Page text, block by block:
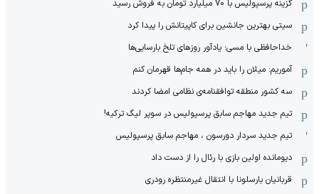
گزینه پرسپولیس با ۷۰ میلیارد تومان به فروش رسید
سیتی بهترین جانشین برای کاپیتانش را پیدا کرد
خداحافظی با مسی؛ یادآور روزهای تلخ بارسایی‌ها
آموریم: میلان را باید در همه جام‌ها قهرمان کنم
سه کشور منطقه توافقنامه‌ی نظامی امضا کردند
تیم جدید مهاجم سابق پرسپولیس در سوپر لیگ ترکیه!
تیم جدید سردار دورسون ، مهاجم سابق پرسپولیس
دیومانده اولین بازی با رئال را از دست داد
قربانیان بارسلونا با انتقال غیرمنتظره رودری